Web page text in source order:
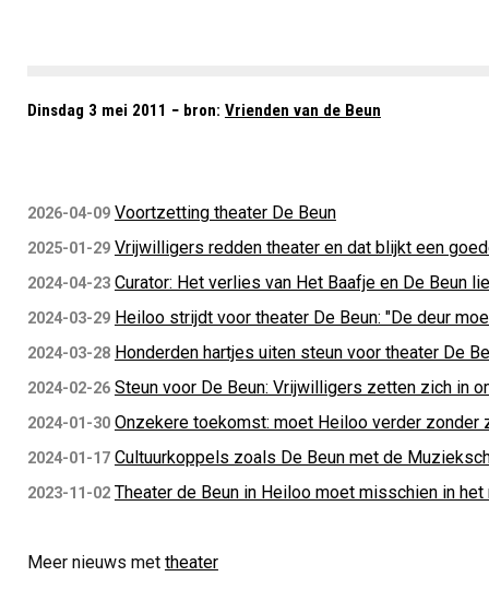
Dinsdag 3 mei 2011 − bron: Vrienden van de Beun
2026-04-09 Voortzetting theater De Beun
2025-01-29 Vrijwilligers redden theater en dat blijkt een
2024-04-23 Curator: Het verlies van Het Baafje en De Beun
2024-03-29 Heiloo strijdt voor theater De Beun: "De deur
2024-03-28 Honderden hartjes uiten steun voor theater De
2024-02-26 Steun voor De Beun: Vrijwilligers zetten zich in
2024-01-30 Onzekere toekomst: moet Heiloo verder zonder
2024-01-17 Cultuurkoppels zoals De Beun met de
2023-11-02 Theater de Beun in Heiloo moet misschien in het
Meer nieuws met theater